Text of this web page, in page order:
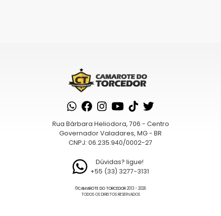
Rua Bárbara Heliodora, 706 - Centro
Governador Valadares, MG - BR
CNPJ: 06.235.940/0002-27
Dúvidas? ligue!
+55 (33) 3277-3131
©CAMAROTE DO TORCEDOR2013 - 2026
TODOS OS DIREITOS RESERVADOS